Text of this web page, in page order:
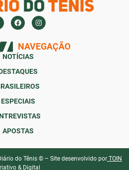
NAVEGAÇÃO
NOTÍCIAS
ESPECIAIS
APOSTAS
do Tênis © – Site desenvolvido por TOIN
& Digital